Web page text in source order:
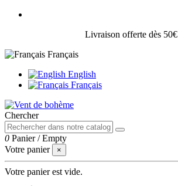
Livraison offerte dès 50€
Français
English
Français
Chercher
0 Panier/Empty
Votre panier
×
Votre panier est vide.